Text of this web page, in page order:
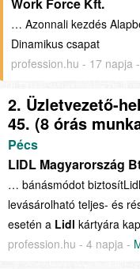
Work Force Kft.
… Azonnali kezdés
Dinamikus csapat
profession.hu - 17 napja
2. Üzletvezető-
45. (8 órás
Pécs
LIDL Magyarország
… bánásmódot
levásárolható teljes- és
esetén a Lidl kártyára
profession.hu - 4 napja -